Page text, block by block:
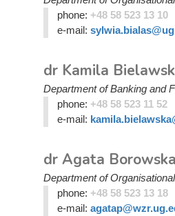
phone: +48 58 523 13 10
e-mail:
dr Kamila
Department of Banking and
phone: +48 58 523 11 52
e-mail:
dr Agata
Department of
phone: +48 58 523 13 18
e-mail: